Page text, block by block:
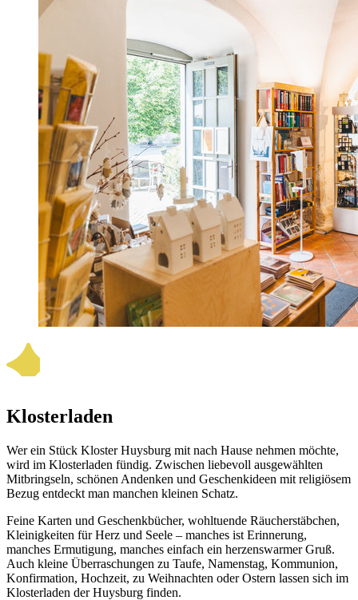
Klosterladen
Wer ein Stück Kloster Huysburg mit nach Hause nehmen möchte,
wird im Klosterladen fündig. Zwischen liebevoll aus­ge­wählten
Mitbringseln, schönen Andenken und Geschenkideen mit religiösem
Bezug entdeckt man manchen kleinen Schatz.
Feine Karten und Geschenk­bücher, wohl­tuende Räucher­stäbchen,
Kleinig­keiten für Herz und Seele – manches ist Erinnerung,
manches Ermutigung, manches einfach ein herzens­warmer Gruß.
Auch kleine Überraschungen zu Taufe, Namens­tag, Kommunion,
Konfirmation, Hochzeit, zu Weihnachten oder Ostern lassen sich im
Kloster­laden der Huysburg finden.